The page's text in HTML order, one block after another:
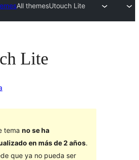
All themesUtouch Lite
Lite
tema no se ha
en más de 2 años.
que ya no pueda ser